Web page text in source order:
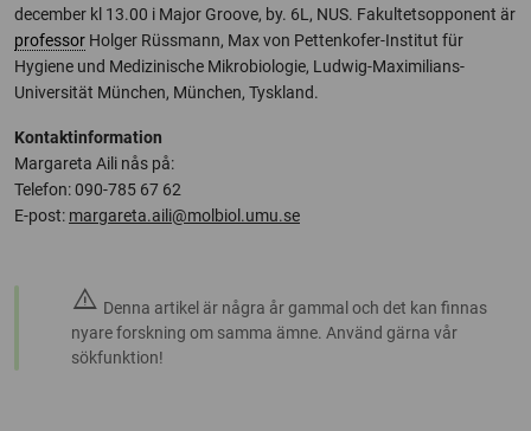
december kl 13.00 i Major Groove, by. 6L, NUS. Fakultetsopponent är
professor Holger Rüssmann, Max von Pettenkofer-Institut für
Hygiene und Medizinische Mikrobiologie, Ludwig-Maximilians-
Universität München, München, Tyskland.
Kontaktinformation
Margareta Aili nås på:
Telefon: 090-785 67 62
E-post: margareta.aili@molbiol.umu.se
warning Denna artikel är några år gammal och det kan finnas
nyare forskning om samma ämne. Använd gärna vår
sökfunktion!